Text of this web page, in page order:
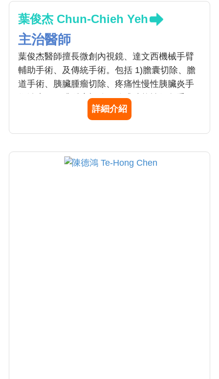
葉俊杰 Chun-Chieh Yeh
主治醫師
葉俊杰醫師擅長微創內視鏡、達文西機械手臂
輔助手術、及傳統手術。包括 1)膽囊切除、膽
道手術、胰臟腫瘤切除、疼痛性慢性胰臟炎手
術治療、肝臟腫瘤切除、脾臟功能性保留手
術、甲狀腺腫瘤手術、甲狀腺亢進手術治療、
詳細介紹